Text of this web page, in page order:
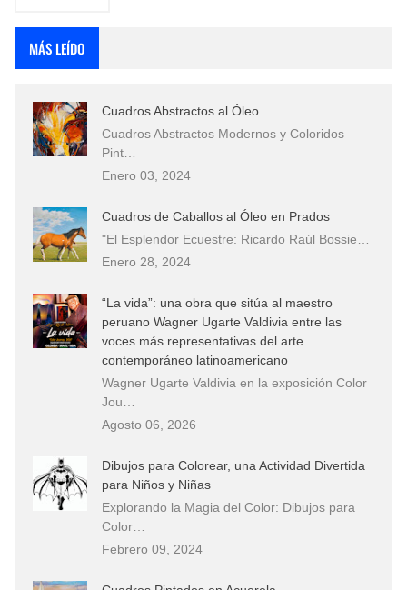
MÁS LEÍDO
Cuadros Abstractos al Óleo
Cuadros Abstractos Modernos y Coloridos
Pint…
Enero 03, 2024
Cuadros de Caballos al Óleo en Prados
"El Esplendor Ecuestre: Ricardo Raúl Bossie…
Enero 28, 2024
“La vida”: una obra que sitúa al maestro
peruano Wagner Ugarte Valdivia entre las
voces más representativas del arte
contemporáneo latinoamericano
Wagner Ugarte Valdivia en la exposición Color
Jou…
Agosto 06, 2026
Dibujos para Colorear, una Actividad Divertida
para Niños y Niñas
Explorando la Magia del Color: Dibujos para
Color…
Febrero 09, 2024